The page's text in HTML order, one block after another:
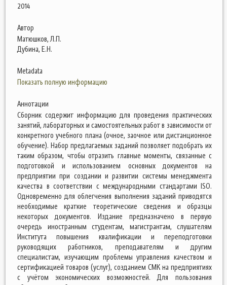
2014
Автор
Матюшков, Л.П.
Дубина, Е.Н.
Metadata
Показать полную информацию
Аннотации
Сборник содержит информацию для проведения практических
занятий, лабораторных и самостоятельных работ в зависимости от
конкретного учебного плана (очное, заочное или дистанционное
обучение). Набор предлагаемых заданий позволяет подобрать их
таким образом, чтобы отразить главные моменты, связанные с
подготовкой и использованием основных документов на
предприятии при создании и развитии системы менеджмента
качества в соответствии с международными стандартами ISO.
Одновременно для облегчения выполнения заданий приводятся
необходимые краткие теоретические сведения и образцы
некоторых документов. Издание предназначено в первую
очередь иностранным студентам, магистрантам, слушателям
Института повышения квалификации и переподготовки
руководящих работников, преподавателям и другим
специалистам, изучающим проблемы управления качеством и
сертификацией товаров (услуг), созданием СМК на предприятиях
с учётом экономических возможностей. Для пользования